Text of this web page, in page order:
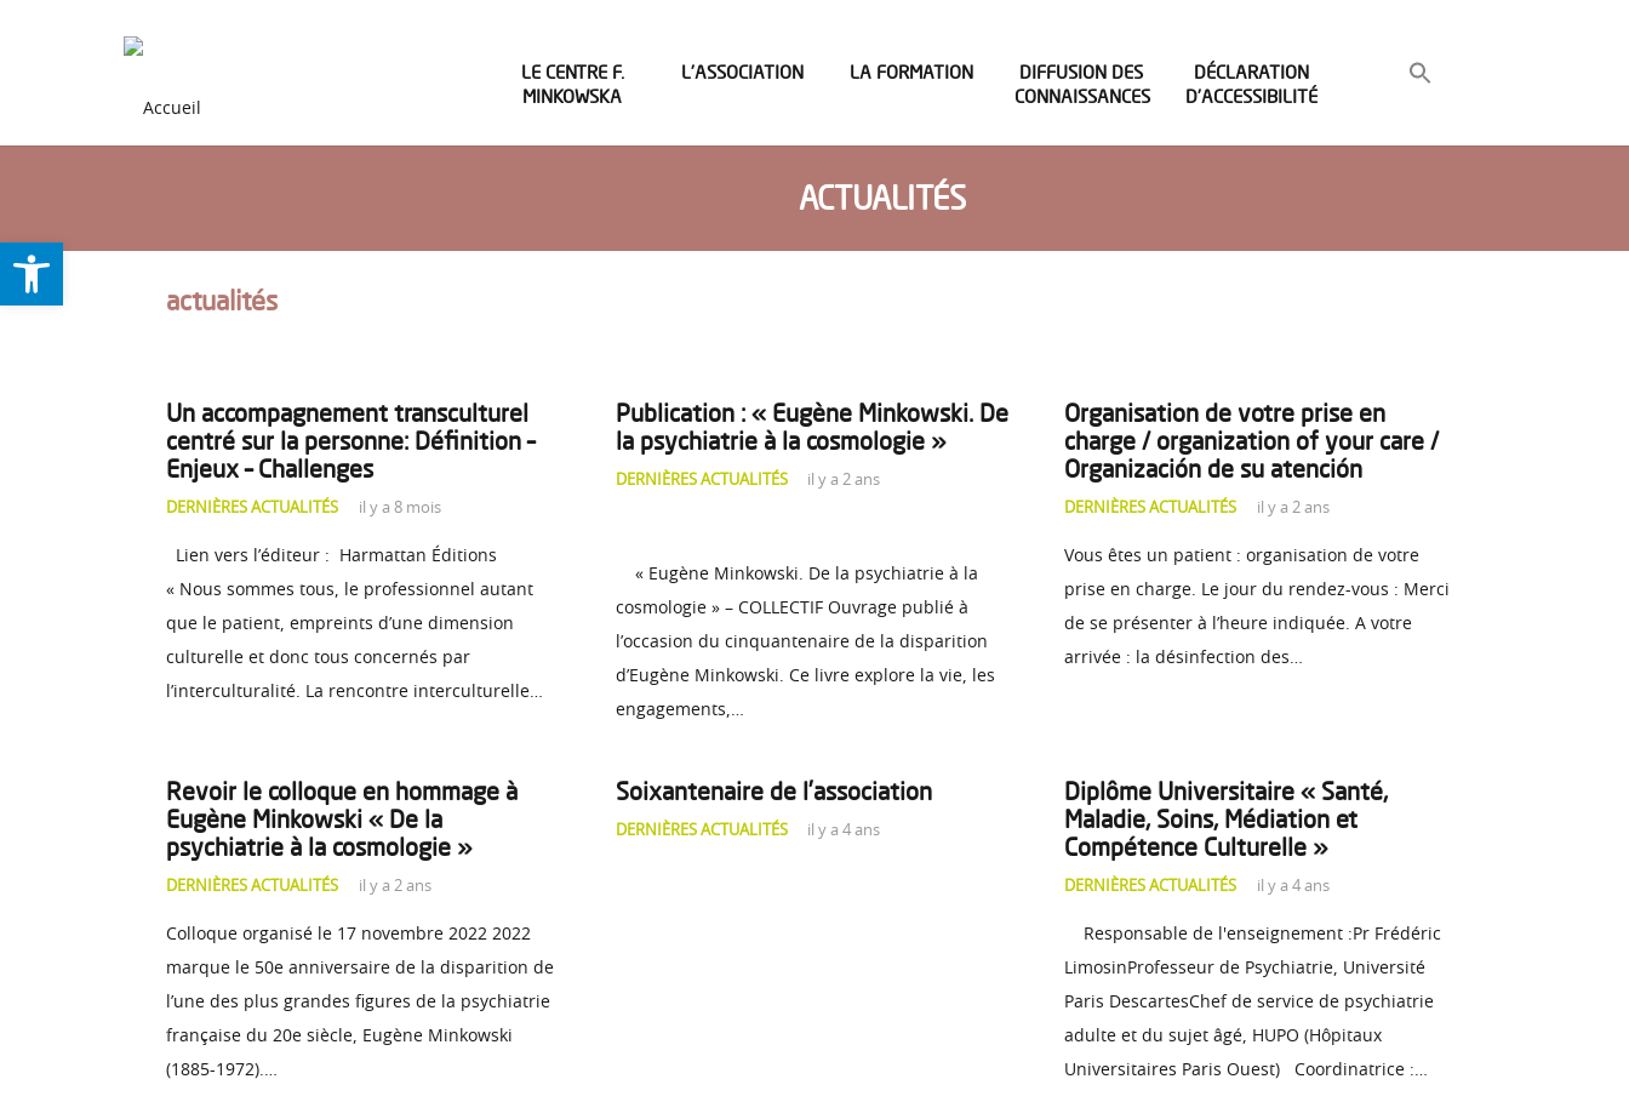
LE CENTRE F.
MINKOWSKA
L’ASSOCIATION LA FORMATION
DIFFUSION DES
CONNAISSANCES
DÉCLARATION
D’ACCESSIBILITÉ
ACTUALITÉS
actualités
Un accompagnement transculturel
centré sur la personne: Définition –
Enjeux – Challenges
DERNIÈRES ACTUALITÉS il y a 8 mois
Lien vers l’éditeur : Harmattan Éditions
« Nous sommes tous, le professionnel autant
que le patient, empreints d’une dimension
culturelle et donc tous concernés par
l’interculturalité. La rencontre interculturelle…
Publication : « Eugène Minkowski. De
la psychiatrie à la cosmologie »
DERNIÈRES ACTUALITÉS il y a 2 ans
« Eugène Minkowski. De la psychiatrie à la
cosmologie » – COLLECTIF Ouvrage publié à
l’occasion du cinquantenaire de la disparition
d’Eugène Minkowski. Ce livre explore la vie, les
engagements,…
Organisation de votre prise en
charge / organization of your care /
Organización de su atención
DERNIÈRES ACTUALITÉS il y a 2 ans
Vous êtes un patient : organisation de votre
prise en charge. Le jour du rendez-vous : Merci
de se présenter à l’heure indiquée. A votre
arrivée : la désinfection des…
Revoir le colloque en hommage à
Eugène Minkowski « De la
psychiatrie à la cosmologie »
DERNIÈRES ACTUALITÉS il y a 2 ans
Colloque organisé le 17 novembre 2022 2022
marque le 50e anniversaire de la disparition de
l’une des plus grandes figures de la psychiatrie
française du 20e siècle, Eugène Minkowski
(1885-1972).…
Soixantenaire de l’association
DERNIÈRES ACTUALITÉS il y a 4 ans
Diplôme Universitaire « Santé,
Maladie, Soins, Médiation et
Compétence Culturelle »
DERNIÈRES ACTUALITÉS il y a 4 ans
Responsable de l'enseignement :Pr Frédéric
LimosinProfesseur de Psychiatrie, Université
Paris DescartesChef de service de psychiatrie
adulte et du sujet âgé, HUPO (Hôpitaux
Universitaires Paris Ouest) Coordinatrice :…
Ouvrir la barre d’outils